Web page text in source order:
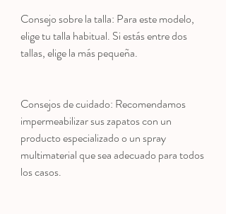
Consejo sobre la talla: Para este modelo,
elige tu talla habitual. Si estás entre dos
tallas, elige la más pequeña.
Consejos de cuidado: Recomendamos
impermeabilizar sus zapatos con un
producto especializado o un spray
multimaterial que sea adecuado para todos
los casos.